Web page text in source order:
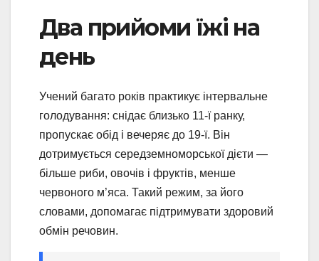
Два прийоми їжі на
день
Учений багато років практикує інтервальне
голодування: снідає близько 11-ї ранку,
пропускає обід і вечеряє до 19-ї. Він
дотримується середземноморської дієти —
більше риби, овочів і фруктів, менше
червоного м’яса. Такий режим, за його
словами, допомагає підтримувати здоровий
обмін речовин.